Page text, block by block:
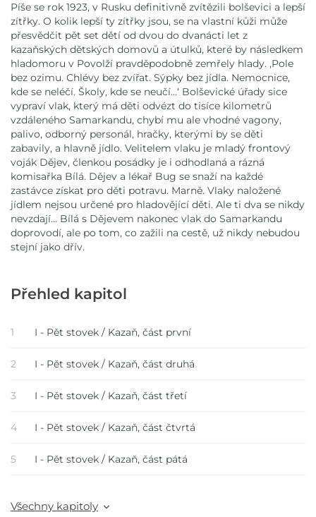
Píše se rok 1923, v Rusku definitivně zvítězili bolševici a lepší
zítřky. O kolik lepší ty zítřky jsou, se na vlastní kůži může
přesvědčit pět set dětí od dvou do dvanácti let z
kazaňských dětských domovů a útulků, které by následkem
hladomoru v Povolží pravděpodobně zemřely hlady. ,Pole
bez ozimu. Chlévy bez zvířat. Sýpky bez jídla. Nemocnice,
kde se neléčí. Školy, kde se neučí…‘ Bolševické úřady sice
vypraví vlak, který má děti odvézt do tisíce kilometrů
vzdáleného Samarkandu, chybí mu ale vhodné vagony,
palivo, odborný personál, hračky, kterými by se děti
zabavily, a hlavně jídlo. Velitelem vlaku je mladý frontový
voják Dějev, členkou posádky je i odhodlaná a rázná
komisařka Bílá. Dějev a lékař Bug se snaží na každé
zastávce získat pro děti potravu. Marně. Vlaky naložené
jídlem nejsou určené pro hladovějící děti. Ale ti dva se nikdy
nevzdají… Bílá s Dějevem nakonec vlak do Samarkandu
doprovodí, ale po tom, co zažili na cestě, už nikdy nebudou
stejní jako dřív.
Přehled kapitol
1 I - Pět stovek / Kazaň, část první
2 I - Pět stovek / Kazaň, část druhá
3 I - Pět stovek / Kazaň, část třetí
4 I - Pět stovek / Kazaň, část čtvrtá
5 I - Pět stovek / Kazaň, část pátá
Všechny kapitoly